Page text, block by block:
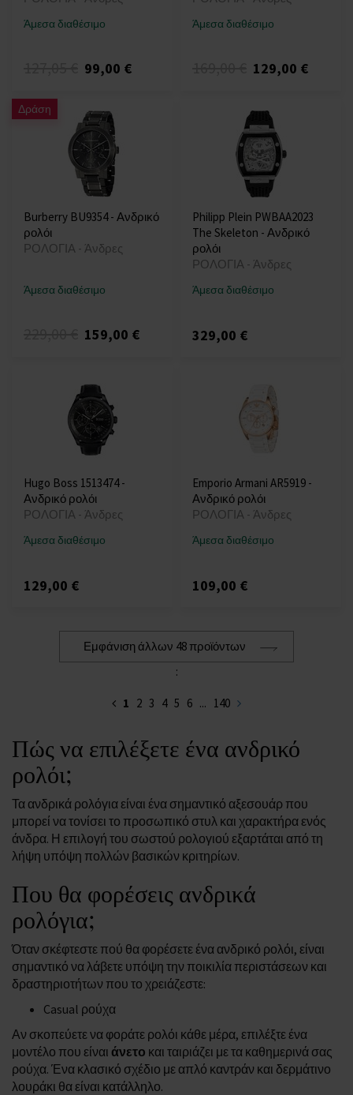
Άμεσα διαθέσιμο
99,00 €
Άμεσα διαθέσιμο
129,00 €
Δράση
Burberry BU9354 - Ανδρικό
ρολόι
ΡΟΛΟΓΙΑ - Άνδρες
Άμεσα διαθέσιμο
159,00 €
Philipp Plein PWBAA2023
The Skeleton - Ανδρικό
ρολόι
ΡΟΛΟΓΙΑ - Άνδρες
Άμεσα διαθέσιμο
329,00 €
Hugo Boss 1513474 -
Ανδρικό ρολόι
ΡΟΛΟΓΙΑ - Άνδρες
Άμεσα διαθέσιμο
129,00 €
Emporio Armani AR5919 -
Ανδρικό ρολόι
ΡΟΛΟΓΙΑ - Άνδρες
Άμεσα διαθέσιμο
109,00 €
Εμφάνιση άλλων 48 προϊόντων
:
1 2 3 4 5 6 ... 140
Πώς να επιλέξετε ένα ανδρικό
ρολόι;
Τα ανδρικά ρολόγια είναι ένα σημαντικό αξεσουάρ που
μπορεί να τονίσει το προσωπικό στυλ και χαρακτήρα ενός
άνδρα. Η επιλογή του σωστού ρολογιού εξαρτάται από τη
λήψη υπόψη πολλών βασικών κριτηρίων.
Που θα φορέσεις ανδρικά
ρολόγια;
Όταν σκέφτεστε πού θα φορέσετε ένα ανδρικό ρολόι, είναι
σημαντικό να λάβετε υπόψη την ποικιλία περιστάσεων και
δραστηριοτήτων που το χρειάζεστε:
Casual ρούχα
Αν σκοπεύετε να φοράτε ρολόι κάθε μέρα, επιλέξτε ένα
μοντέλο που είναι άνετο και ταιριάζει με τα καθημερινά σας
ρούχα. Ένα κλασικό σχέδιο με απλό καντράν και δερμάτινο
λουράκι θα είναι κατάλληλο.